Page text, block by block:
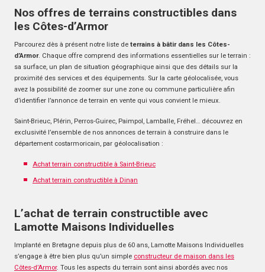
Nos offres de terrains constructibles dans
les Côtes-d’Armor
Parcourez dès à présent notre liste de terrains à bâtir dans les Côtes-
d’Armor. Chaque offre comprend des informations essentielles sur le terrain :
sa surface, un plan de situation géographique ainsi que des détails sur la
proximité des services et des équipements. Sur la carte géolocalisée, vous
avez la possibilité de zoomer sur une zone ou commune particulière afin
d’identifier l’annonce de terrain en vente qui vous convient le mieux.
Saint-Brieuc, Plérin, Perros-Guirec, Paimpol, Lamballe, Fréhel… découvrez en
exclusivité l’ensemble de nos annonces de terrain à construire dans le
département costarmoricain, par géolocalisation :
Achat terrain constructible à Saint-Brieuc
Achat terrain constructible à Dinan
L’achat de terrain constructible avec
Lamotte Maisons Individuelles
Implanté en Bretagne depuis plus de 60 ans, Lamotte Maisons Individuelles
s’engage à être bien plus qu’un simple constructeur de maison dans les
Côtes-d’Armor. Tous les aspects du terrain sont ainsi abordés avec nos